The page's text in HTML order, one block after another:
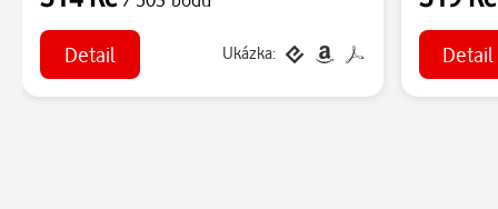
Detail Ukázka: Detail